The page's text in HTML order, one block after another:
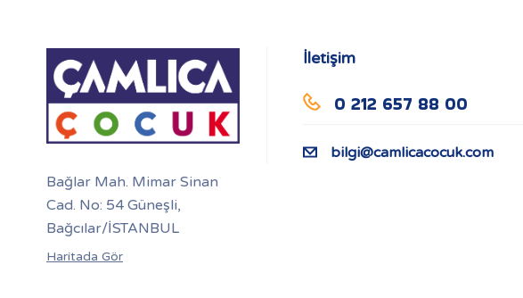
Bağlar Mah. Mimar Sinan
Cad. No: 54 Güneşli,
Bağcılar/İSTANBUL
Haritada Gör
İletişim
0 212 657 88 00
bilgi@camlicacocuk.com